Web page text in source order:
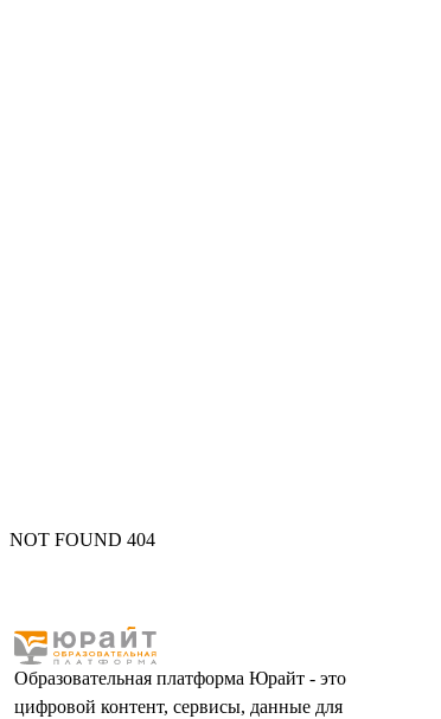
NOT FOUND 404
Образовательная платформа Юрайт - это
цифровой контент, сервисы, данные для